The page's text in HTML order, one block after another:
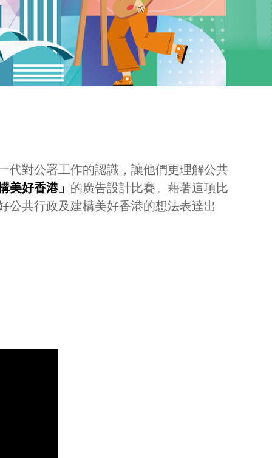
代對公署工作的認識，讓他們更理解公共
美好香港」 的廣告設計比賽。藉著這項比
公共行政及建構美好香港的想法表達出